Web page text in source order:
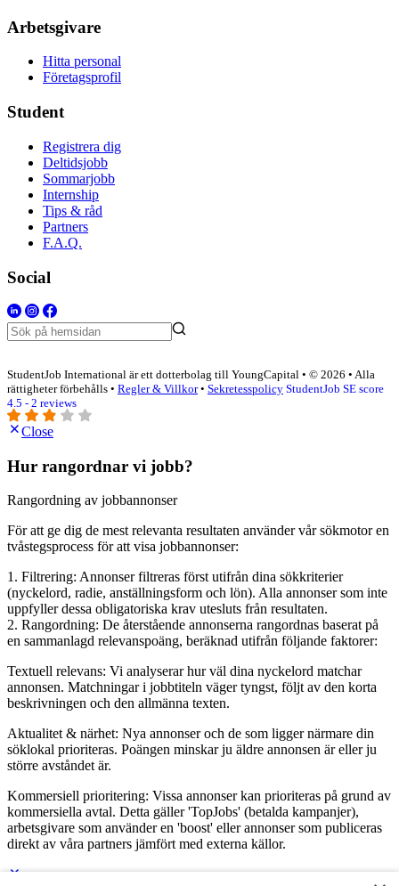
Arbetsgivare
Hitta personal
Företagsprofil
Student
Registrera dig
Deltidsjobb
Sommarjobb
Internship
Tips & råd
Partners
F.A.Q.
Social
StudentJob International är ett dotterbolag till YoungCapital • © 2026 • Alla
rättigheter förbehålls • Regler & Villkor• Sekretesspolicy StudentJob SE score
4.5 - 2 reviews
Close
Hur rangordnar vi jobb?
Rangordning av jobbannonser
För att ge dig de mest relevanta resultaten använder vår sökmotor en
tvåstegsprocess för att visa jobbannonser:
1. Filtrering: Annonser filtreras först utifrån dina sökkriterier
(nyckelord, radie, anställningsform och lön). Alla annonser som inte
uppfyller dessa obligatoriska krav utesluts från resultaten.
2. Rangordning: De återstående annonserna rangordnas baserat på
en sammanlagd relevanspoäng, beräknad utifrån följande faktorer:
Textuell relevans: Vi analyserar hur väl dina nyckelord matchar
annonsen. Matchningar i jobbtiteln väger tyngst, följt av den korta
beskrivningen och den allmänna texten.
Aktualitet & närhet: Nya annonser och de som ligger närmare din
söklokal prioriteras. Poängen minskar ju äldre annonsen är eller ju
större avståndet är.
Kommersiell prioritering: Vissa annonser kan prioriteras på grund av
kommersiella avtal. Detta gäller 'TopJobs' (betalda kampanjer),
arbetsgivare som använder en 'boost' eller annonser som publiceras
direkt av våra partners jämfört med externa källor.